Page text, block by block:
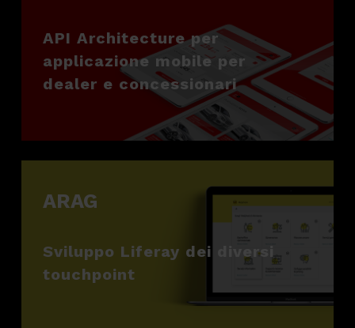
API Architecture per
applicazione mobile per
dealer e concessionari
ARAG
Sviluppo Liferay dei diversi
touchpoint